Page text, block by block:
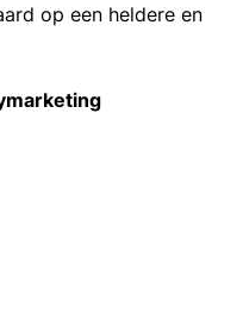
op een heldere en